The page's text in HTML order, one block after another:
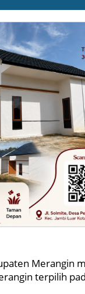
Merangin
terpilih